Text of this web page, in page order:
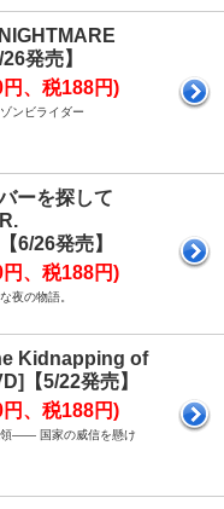
発売】
、税188円)
ンビライダー
ーを探して
6/26発売】
、税188円)
夜の物語。
Kidnapping of
【5/22発売】
、税188円)
領―― 国家の威信を懸け